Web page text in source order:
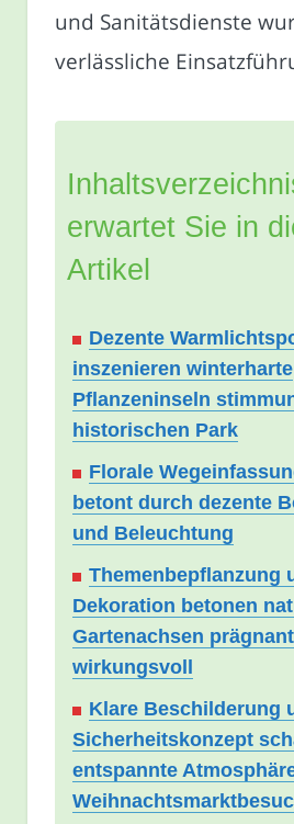
und Sanitätsdienste
verlässliche
erwartet Sie in
Artikel
Dezente
inszenieren winterharte
Pflanzeninseln
historischen Park
Florale
betont durch dezente
und Beleuchtung
Themenbepflanzung
Dekoration betonen
Gartenachsen
wirkungsvoll
Klare Beschilderung
Sicherheitskonzept
entspannte